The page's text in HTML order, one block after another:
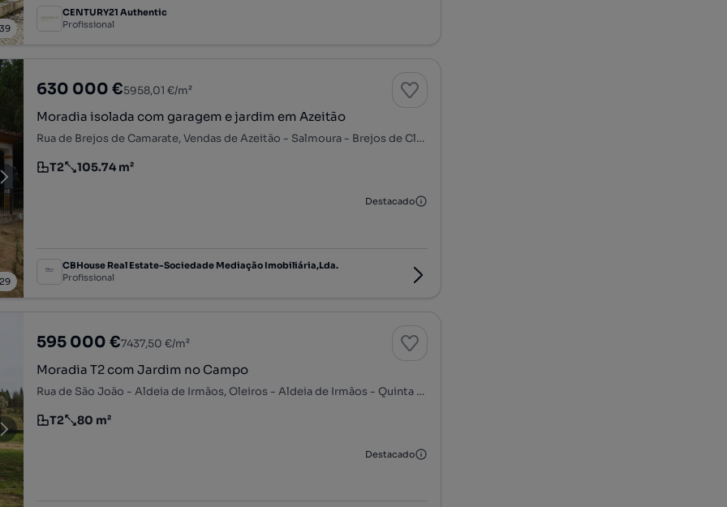
39
CENTURY21 Authentic
Profissional
29
630 000 €5958,01 €/m²
Moradia isolada com garagem e jardim em Azeitão
Rua de Brejos de Camarate, Vendas de Azeitão - Salmoura - Brejos de Clérigo, Azeitão (São Lourenço e São Simão), Setúbal, Setúbal
Tipologia
T2
Preço por metro quadrado
105.74 m²
Destacado
CBHouse Real Estate-Sociedade Mediação Imobiliária,Lda.
Profissional
595 000 €7437,50 €/m²
Moradia T2 com Jardim no Campo
Rua de São João - Aldeia de Irmãos, Oleiros - Aldeia de Irmãos - Quinta do Picão, Azeitão (São Lourenço e São Simão), Setúbal, Setúbal
Tipologia
T2
Preço por metro quadrado
80 m²
Destacado